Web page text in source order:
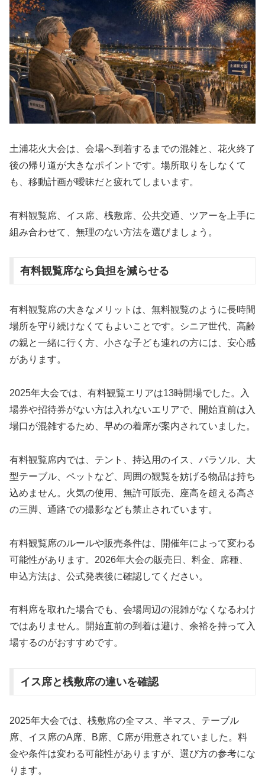
土浦花火大会は、会場へ到着するまでの混雑と、花火終了
後の帰り道が大きなポイントです。場所取りをしなくて
も、移動計画が曖昧だと疲れてしまいます。
有料観覧席、イス席、桟敷席、公共交通、ツアーを上手に
組み合わせて、無理のない方法を選びましょう。
有料観覧席なら負担を減らせる
有料観覧席の大きなメリットは、無料観覧のように長時間
場所を守り続けなくてもよいことです。シニア世代、高齢
の親と一緒に行く方、小さな子ども連れの方には、安心感
があります。
2025年大会では、有料観覧エリアは13時開場でした。入
場券や招待券がない方は入れないエリアで、開始直前は入
場口が混雑するため、早めの着席が案内されていました。
有料観覧席内では、テント、持込用のイス、パラソル、大
型テーブル、ペットなど、周囲の観覧を妨げる物品は持ち
込めません。火気の使用、無許可販売、座高を超える高さ
の三脚、通路での撮影なども禁止されています。
有料観覧席のルールや販売条件は、開催年によって変わる
可能性があります。2026年大会の販売日、料金、席種、
申込方法は、公式発表後に確認してください。
有料席を取れた場合でも、会場周辺の混雑がなくなるわけ
ではありません。開始直前の到着は避け、余裕を持って入
場するのがおすすめです。
イス席と桟敷席の違いを確認
2025年大会では、桟敷席の全マス、半マス、テーブル
席、イス席のA席、B席、C席が用意されていました。料
金や条件は変わる可能性がありますが、選び方の参考にな
ります。